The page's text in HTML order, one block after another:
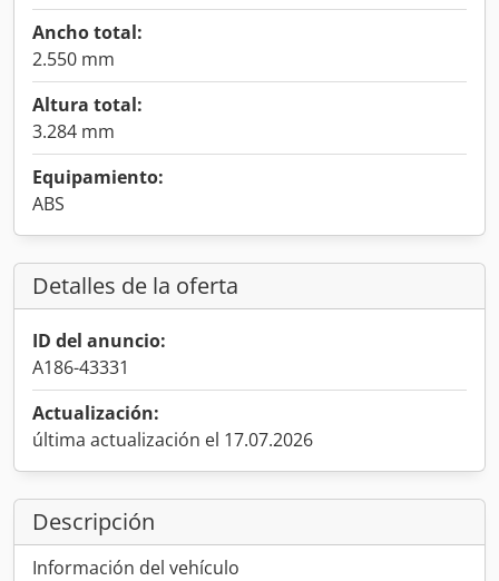
Ancho total:
2.550 mm
Altura total:
3.284 mm
Equipamiento:
ABS
Detalles de la oferta
ID del anuncio:
A186-43331
Actualización:
última actualización el 17.07.2026
Descripción
Información del vehículo